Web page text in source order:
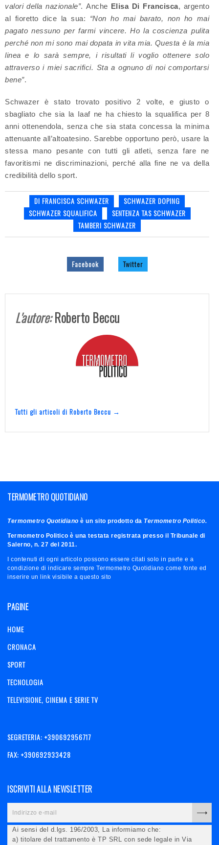
valori della nazionale”. Anche Elisa Di Francisca, argento
al fioretto dice la sua: “Non ho mai barato, non ho mai
pagato nessuno per farmi vincere. Ho la coscienza pulita
perché non mi sono mai dopata in vita mia. Questa è la mia
linea e lo sarà sempre, i risultati li voglio ottenere solo
attraverso i miei sacrifici. Sta a ognuno di noi comportarsi
bene”.
Schwazer è stato trovato positivo 2 volte, e giusto o
sbagliato che sia la Iaaf ne ha chiesto la squalifica per 8
anni ottenendola, senza che sia stata concessa la minima
attenuante all’altoatesino. Sarebbe opportuno però, usare la
stessa mano pesante con tutti gli atleti, senza fare ne
favoritismi ne discriminazioni, perché alla fine ne va della
credibilità dello sport.
DI FRANCISCA SCHWAZER
SCHWAZER DOPING
SCHWAZER SQUALIFICA
SENTENZA TAS SCHWAZER
TAMBERI SCHWAZER
Facebook Twitter
L'autore:Roberto Beccu
Tutti gli articoli di Roberto Beccu →
TERMOMETRO QUOTIDIANO
Termometro Quotidiano è un sito prodotto da Termometro Politico.
Termometro Politico è una testata registrata presso il Tribunale di
Salerno, n. 27 del 2011.
I contenuti di ogni articolo possono essere citati solo in parte e a
condizione di indicare sempre Termometro Quotidiano come fonte ed
inserire un link visibile a questo sito
PAGINE
HOME
CRONACA
SPORT
TECNOLOGIA
TELEVISIONE, CINEMA E SERIE TV
SEGRETERIA: +390692956717
FAX: +390692933428
ISCRIVITI ALLA NEWSLETTER
Ai sensi del d.lgs. 196/2003, La informiamo che:
a) titolare del trattamento è TP SRL con sede legale in Via